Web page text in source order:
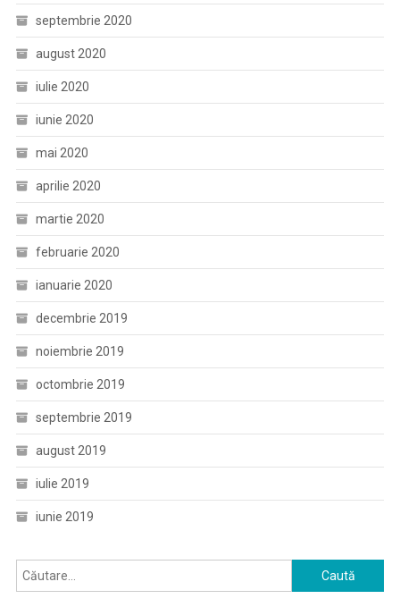
septembrie 2020
august 2020
iulie 2020
iunie 2020
mai 2020
aprilie 2020
martie 2020
februarie 2020
ianuarie 2020
decembrie 2019
noiembrie 2019
octombrie 2019
septembrie 2019
august 2019
iulie 2019
iunie 2019
Caută
după: